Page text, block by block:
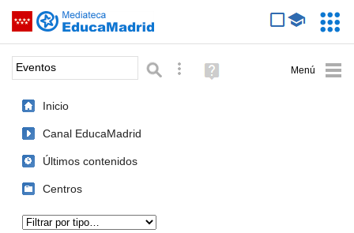
Saltar navegación
Palabra o frase: Búsqueda avanzada
Ayuda
(en
Inicio
Canal EducaMadrid
Últimos contenidos
Centros